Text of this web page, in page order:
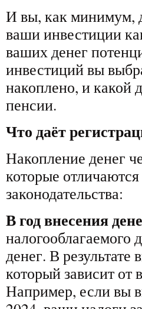
И вы, как минимум,
ваши инвестиции
ваших денег
инвестиций вы
накоплено, и какой
пенсии.
Что даёт
Накопление денег
которые
законодательства:
В год внесения
денег. В
который зависит от
Например, если вы